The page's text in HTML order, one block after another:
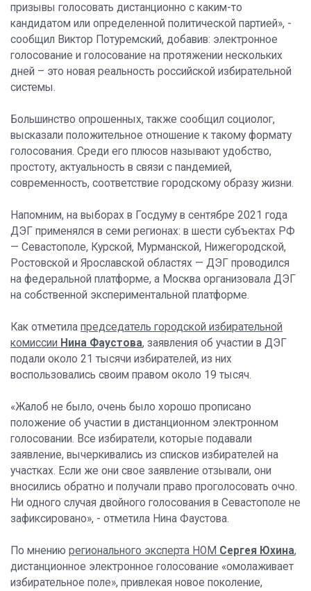
призывы голосовать дистанционно с каким-то
кандидатом или определенной политической партией», -
сообщил Виктор Потуремский, добавив: электронное
голосование и голосование на протяжении нескольких
дней – это новая реальность российской избирательной
системы.
Большинство опрошенных, также сообщил социолог,
высказали положительное отношение к такому формату
голосования. Среди его плюсов называют удобство,
простоту, актуальность в связи с пандемией,
современность, соответствие городскому образу жизни.
Напомним, на выборах в Госдуму в сентябре 2021 года
ДЭГ применялся в семи регионах: в шести субъектах РФ
— Севастополе, Курской, Мурманской, Нижегородской,
Ростовской и Ярославской областях — ДЭГ проводился
на федеральной платформе, а Москва организовала ДЭГ
на собственной экспериментальной платформе.
Как отметила председатель городской избирательной
комиссии Нина Фаустова, заявления об участии в ДЭГ
подали около 21 тысячи избирателей, из них
воспользовались своим правом около 19 тысяч.
«Жалоб не было, очень было хорошо прописано
положение об участии в дистанционном электронном
голосовании. Все избиратели, которые подавали
заявление, вычеркивались из списков избирателей на
участках. Если же они свое заявление отзывали, они
вносились обратно и получали право проголосовать очно.
Ни одного случая двойного голосования в Севастополе не
зафиксировано», - отметила Нина Фаустова.
По мнению регионального эксперта НОМ Сергея Юхина,
дистанционное электронное голосование «омолаживает
избирательное поле», привлекая новое поколение,